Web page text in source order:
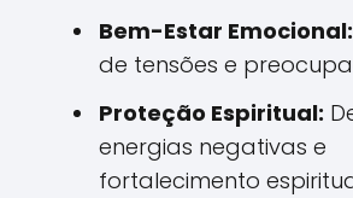
Bem-Estar Emocional:
de tensões e
Proteção Espiritual:
energias negativas e
fortalecimento